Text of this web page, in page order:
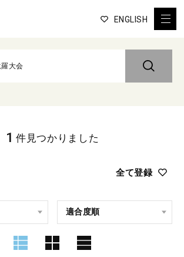
ENGLISH
全て登録
1 件見つかりました